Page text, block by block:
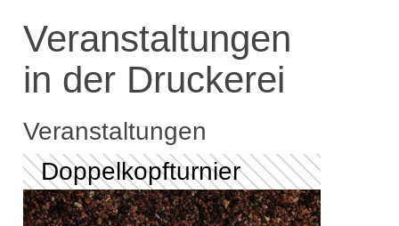
Veranstaltungen
in der Druckerei
Veranstaltungen
Doppelkopfturnier